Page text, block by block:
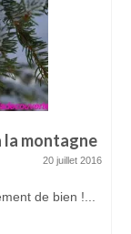
la montagne
20 juillet 2016
de bien !...